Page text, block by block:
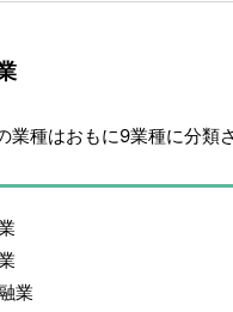
業種はおもに9業種に分類
業